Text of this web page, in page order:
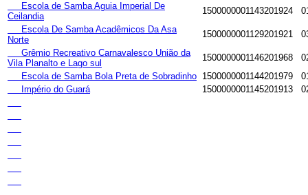
Escola de Samba Aguia Imperial De
Ceilandia
1500000001143201924
Escola De Samba Acadêmicos Da Asa
Norte
1500000001129201921
Grêmio Recreativo Carnavalesco União da
Vila Planalto e Lago sul
1500000001146201968
Escola de Samba Bola Preta de Sobradinho 1500000001144201979
Império do Guará
1500000001145201913